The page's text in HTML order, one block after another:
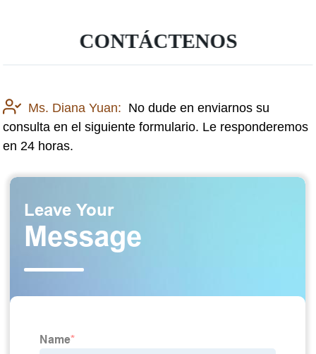
CONTÁCTENOS
Ms. Diana Yuan: No dude en enviarnos su
consulta en el siguiente formulario. Le responderemos
en 24 horas.